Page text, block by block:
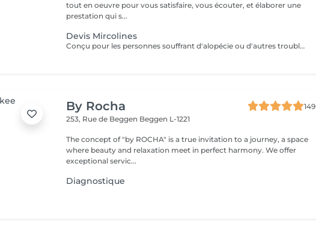
tout en oeuvre pour vous satisfaire, vous écouter, et élaborer une
prestation qui s...
Devis Mircolines
Conçu pour les personnes souffrant d'alopécie ou d'autres troubles capillaires génétiques, le système Microlines est un nouveau système révolutionnaire conçu pour vous donner les résultats que vous souhaitez Le Microlines dure plus de 2 ans et redonne de la longueur et du volume à vos cheveux pour que vous puissiez retrouver confiance en vous et changer votre vie C'est un système d'extension de cheveux avec un ruban invisible qui vous donnera la longueur et le volume dont vos cheveux ont besoin pour être beaux. Le Microlines est un correcteur anti-chute révolutionnaire, offrant les meilleurs résultats sur le marché
By Rocha
149
253, Rue de Beggen Beggen L-1221
The concept of "by ROCHA" is a true invitation to a journey, a space
where beauty and relaxation meet in perfect harmony. We offer
exceptional servic...
Diagnostique